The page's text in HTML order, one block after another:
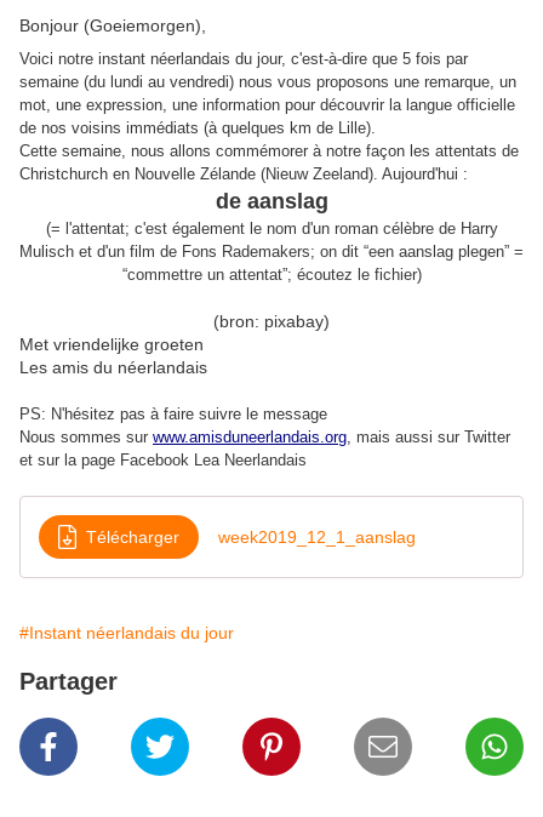
Bonjour (Goeiemorgen),
Voici notre instant néerlandais du jour, c'est-à-dire que 5 fois par
semaine (du lundi au vendredi) nous vous proposons une remarque, un
mot, une expression, une information pour découvrir la langue officielle
de nos voisins immédiats (à quelques km de Lille).
Cette semaine, nous allons commémorer à notre façon les attentats de
Christchurch en Nouvelle Zélande (Nieuw Zeeland). Aujourd'hui :
de aanslag
(= l'attentat; c'est également le nom d'un roman célèbre de Harry
Mulisch et d'un film de Fons Rademakers; on dit “een aanslag plegen” =
“commettre un attentat”; écoutez le fichier)
(bron: pixabay)
Met vriendelijke groeten
Les amis du néerlandais
PS: N'hésitez pas à faire suivre le message
Nous sommes sur www.amisduneerlandais.org, mais aussi sur Twitter
et sur la page Facebook Lea Neerlandais
Télécharger week2019_12_1_aanslag
#Instant néerlandais du jour
Partager